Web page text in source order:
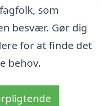
som
besvær. Gør dig
for at finde det
behov.